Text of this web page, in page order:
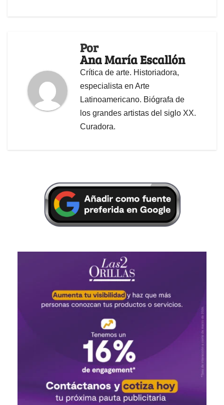
Por
Ana María Escallón
Crítica de arte. Historiadora,
especialista en Arte
Latinoamericano. Biógrafa de
los grandes artistas del siglo XX.
Curadora.